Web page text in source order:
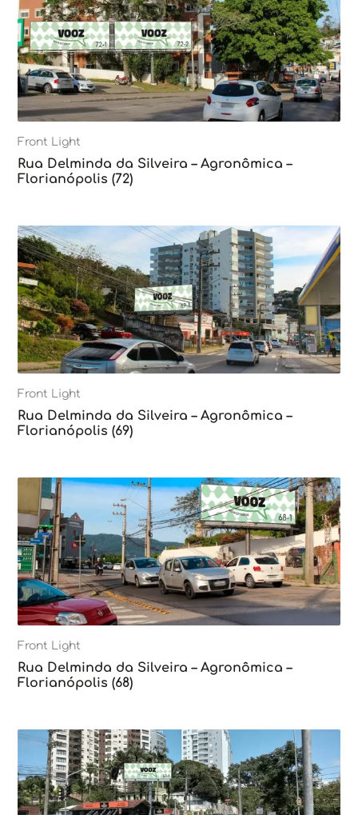
Front Light
Rua Delminda da Silveira – Agronômica –
Florianópolis (72)
Front Light
Rua Delminda da Silveira – Agronômica –
Florianópolis (69)
Front Light
Rua Delminda da Silveira – Agronômica –
Florianópolis (68)